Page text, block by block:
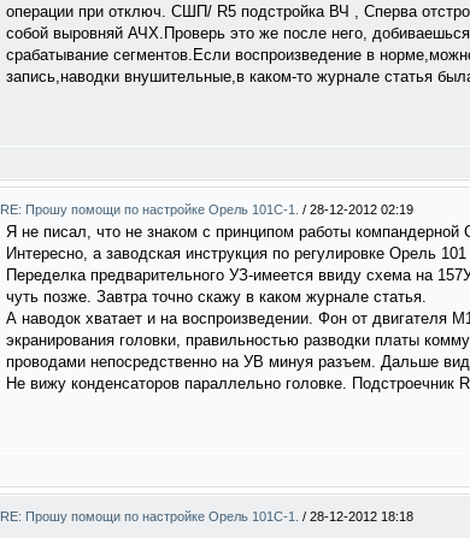
операции при отключ. СШП/ R5 подстройка ВЧ , Сперва
собой выровняй АЧХ.Проверь это же после него,
срабатывание сегментов.Если воспроизведение в
запись,наводки внушительные,в каком-то журнале статья
RE: Прошу помощи по настройке Орель 101С-1. / 28-12-2012 02:19
Я не писал, что не знаком с принципом работы
Интересно, а заводская инструкция по регулировке Орель
Переделка предварительного УЗ-имеется ввиду схема на
чуть позже. Завтра точно скажу в каком журнале статья.
А наводок хватает и на воспроизведении. Фон от двигателя
экранирования головки, правильностью разводки платы
проводами непосредственно на УВ минуя разъем. Дальше
Не вижу конденсаторов параллельно головке. Подстроечник
RE: Прошу помощи по настройке Орель 101С-1. / 28-12-2012 18:18